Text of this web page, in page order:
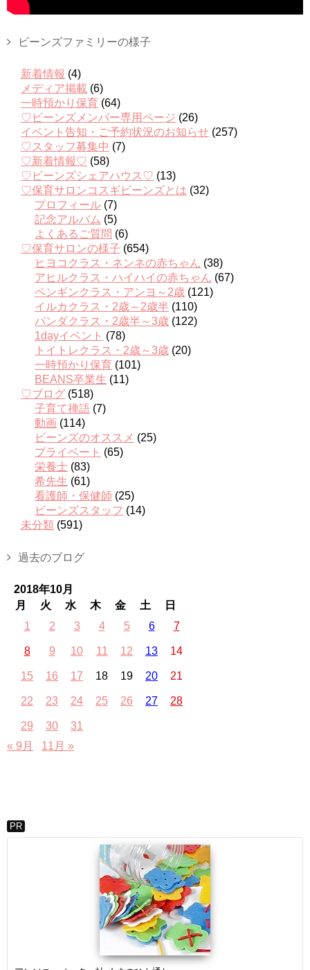
ビーンズファミリーの様子
新着情報 (4)
メディア掲載 (6)
一時預かり保育 (64)
♡ビーンズメンバー専用ページ (26)
イベント告知・ご予約状況のお知らせ (257)
♡スタッフ募集中 (7)
♡新着情報♡ (58)
♡ビーンズシェアハウス♡ (13)
♡保育サロンコスギビーンズとは (32)
プロフィール (7)
記念アルバム (5)
よくあるご質問 (6)
♡保育サロンの様子 (654)
ヒヨコクラス・ネンネの赤ちゃん (38)
アヒルクラス・ハイハイの赤ちゃん (67)
ペンギンクラス・アンヨ～2歳 (121)
イルカクラス・2歳～2歳半 (110)
パンダクラス・2歳半～3歳 (122)
1dayイベント (78)
トイトレクラス・2歳～3歳 (20)
一時預かり保育 (101)
BEANS卒業生 (11)
♡ブログ (518)
子育て禅語 (7)
動画 (114)
ビーンズのオススメ (25)
プライベート (65)
栄養士 (83)
希先生 (61)
看護師・保健師 (25)
ビーンズスタッフ (14)
未分類 (591)
過去のブログ
2018年10月
月
火 水 木 金 土
日
1
2 3 4 5 6 7
8 9 10 11 12 13 14
15 16 17 18 19 20 21
22 23 24 25 26 27 28
29 30
31
« 9月
11月 »
PR